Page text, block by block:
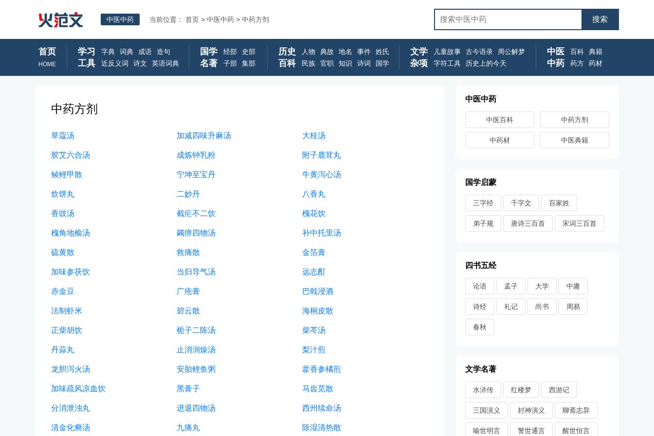
中医中药 当前位置： 首页 > 中医中药 > 中药方剂
首页
HOME
学习
工具
字典 词典 成语
造句
近反义词
诗文 英语词典
国学
名著
经部
史部
子部
集部
历史
百科
人物 典故 地名 事件
姓氏
民族
官职 知识 诗词 国学
文学
杂项
儿童故事 古今语录
周公解梦
字符工具
历史上的今天
中医
中药
百科
典籍
药方
药材
中药方剂
草蔻汤 加减四味升麻汤 大桂汤
胶艾六合汤 成炼钟乳粉 附子鹿茸丸
鲮鲤甲散 宁坤至宝丹 牛黄泻心汤
炊饼丸 二妙丹 八香丸
香豉汤 截疟不二饮 槐花饮
槐角地榆汤 蠲痹四物汤 补中托里汤
硫黄散 救痛散 金箔膏
加味参茯饮 当归导气汤 远志酊
赤金豆 广疮膏 巴戟浸酒
法制虾米 碧云散 海桐皮散
正柴胡饮 栀子二陈汤 柴芩汤
丹蒜丸 止消润燥汤 梨汁煎
龙胆泻火汤 安胎鲤鱼粥 藿香参橘煎
加味疏风凉血饮 黑膏子 马齿苋散
分消泄浊丸 进退四物汤 西州续命汤
清金化癣汤 九痛丸 除湿清热散
中医中药
中医百科 中药方剂
中药材 中医典籍
国学启蒙
三字经 千字文 百家姓
弟子规 唐诗三百首 宋词三百首
四书五经
论语 孟子 大学 中庸
诗经 礼记 尚书 周易
春秋
文学名著
水浒传 红楼梦 西游记
三国演义 封神演义 聊斋志异
喻世明言 警世通言 醒世恒言